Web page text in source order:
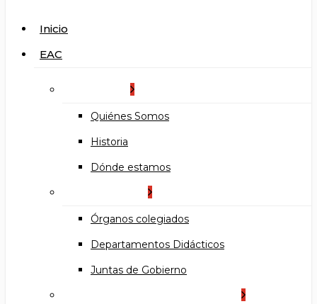
search
Menu
Inicio
EAC
Quiénes Somos
Historia
Dónde estamos
Órganos colegiados
Departamentos Didácticos
Juntas de Gobierno